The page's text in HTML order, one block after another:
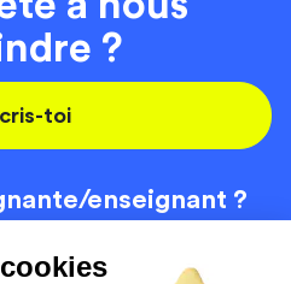
?
toi
enseignant ?